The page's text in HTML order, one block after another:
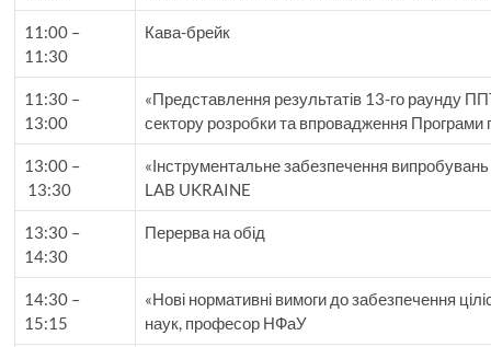
11:00 –
11:30
Кава-брейк
11:30 –
13:00
«Представлення результатів 13-го раунду
сектору розробки та впровадження Програми
13:00 –
13:30
«Інструментальне забезпечення
LAB UKRAINE
13:30 –
14:30
Перерва на обід
14:30 –
15:15
«Нові нормативні вимоги до забезпечення
наук, професор НФаУ